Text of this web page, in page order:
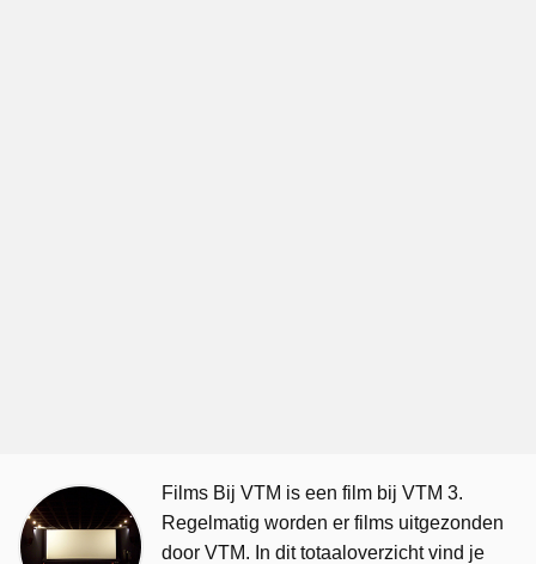
Films Bij VTM is een film bij VTM 3.
Regelmatig worden er films uitgezonden
door VTM. In dit totaaloverzicht vind je